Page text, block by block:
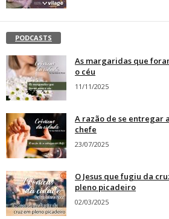
PODCASTS
As margaridas que
o céu
11/11/2025
A razão de se entregar
chefe
23/07/2025
O Jesus que fugiu da
pleno picadeiro
02/03/2025